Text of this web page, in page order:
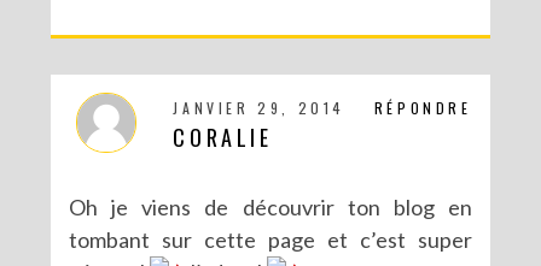
RÉPONDRE
JANVIER 29, 2014
CORALIE
Oh je viens de découvrir ton blog en
tombant sur cette page et c’est super